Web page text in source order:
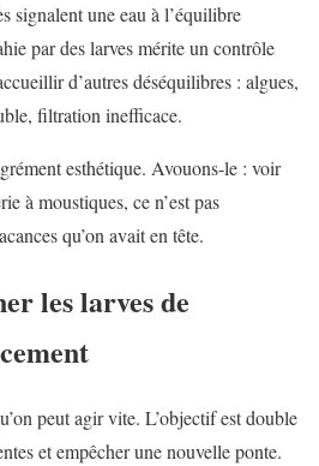
signalent une eau à l’équilibre
par des larves mérite un contrôle
d’autres déséquilibres : algues,
filtration inefficace.
esthétique. Avouons-le : voir
à moustiques, ce n’est pas
qu’on avait en tête.
les larves de
peut agir vite. L’objectif est double
et empêcher une nouvelle ponte.